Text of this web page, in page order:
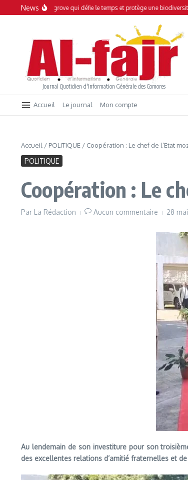
Aller au contenu
News
: Une mangrove qui défie le temps et protège une biodiversité
Journal Quotidien d'Information Générale des Comores
Accueil Le journal Mon compte
Accueil / POLITIQUE / Coopération : Le chef de l’Etat
POLITIQUE
Coopération : Le
Par La Rédaction Aucun commentaire 28
Au lendemain de son investiture pour son
des excellentes relations d’amitié fraternelles et